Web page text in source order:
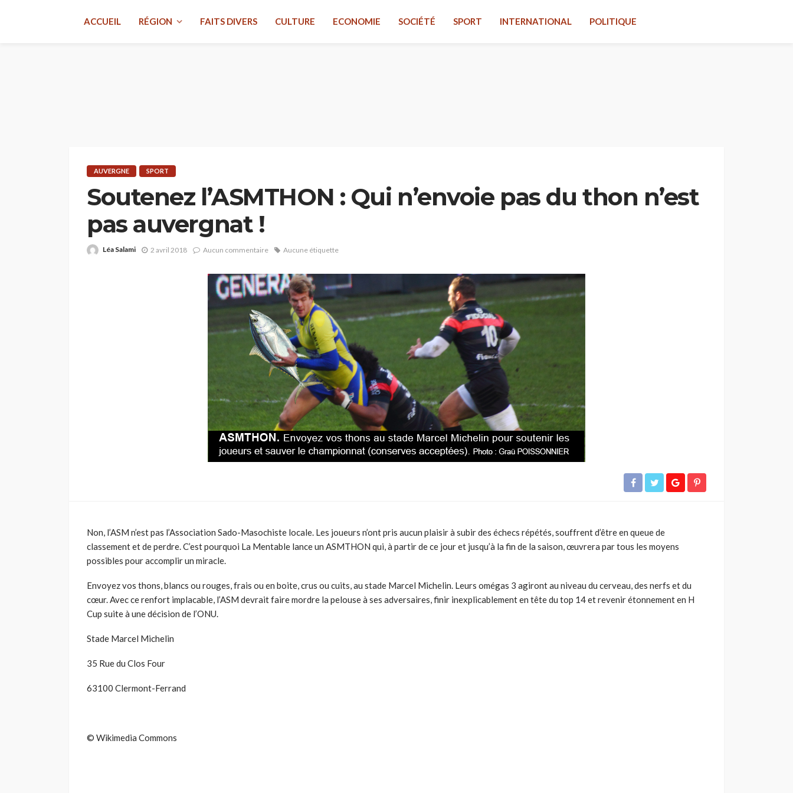
ACCUEIL RÉGION FAITS DIVERS CULTURE ECONOMIE SOCIÉTÉ SPORT INTERNATIONAL POLITIQUE
AUVERGNE SPORT
Soutenez l’ASMTHON : Qui n’envoie pas du thon n’est
pas auvergnat !
Léa Salami 2 avril 2018 Aucun commentaire Aucune étiquette
Non, l’ASM n’est pas l’Association Sado-Masochiste locale. Les joueurs n’ont pris aucun plaisir à subir des échecs répétés, souffrent d’être en queue de
classement et de perdre. C’est pourquoi La Mentable lance un ASMTHON qui, à partir de ce jour et jusqu’à la fin de la saison, œuvrera par tous les moyens
possibles pour accomplir un miracle.
Envoyez vos thons, blancs ou rouges, frais ou en boite, crus ou cuits, au stade Marcel Michelin. Leurs omégas 3 agiront au niveau du cerveau, des nerfs et du
cœur. Avec ce renfort implacable, l’ASM devrait faire mordre la pelouse à ses adversaires, finir inexplicablement en tête du top 14 et revenir étonnement en H
Cup suite à une décision de l’ONU.
Stade Marcel Michelin
35 Rue du Clos Four
63100 Clermont-Ferrand
© Wikimedia Commons